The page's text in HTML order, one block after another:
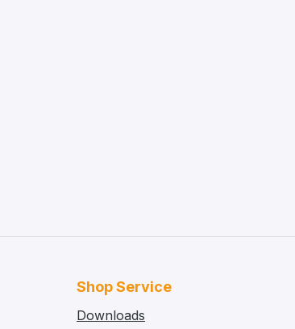
Shop Service
Downloads